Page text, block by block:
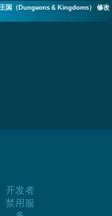
国（Dungeons & Kingdoms） 修改
开发者
禁用服